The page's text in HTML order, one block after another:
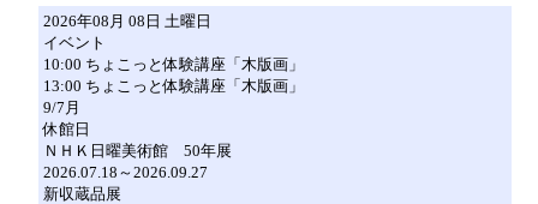
2026年08月 08日 土曜日
イベント
10:00 ちょこっと体験講座「木版画」
13:00 ちょこっと体験講座「木版画」
9/7月
休館日
ＮＨＫ日曜美術館 50年展
2026.07.18～2026.09.27
新収蔵品展